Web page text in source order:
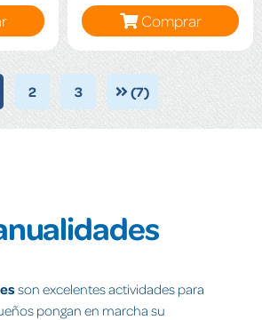
Comprar
2 3 (7)
son excelentes actividades para
pongan en marcha su